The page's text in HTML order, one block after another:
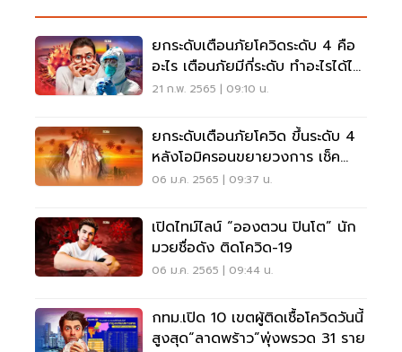
ยกระดับเตือนภัยโควิดระดับ 4 คือ
อะไร เตือนภัยมีกี่ระดับ ทำอะไรได้ไม่
ได้บ้าง
21 ก.พ. 2565 | 09:10 น.
ยกระดับเตือนภัยโควิด ขึ้นระดับ 4
หลังโอมิครอนขยายวงการ เช็ค
มาตรการที่นี่
06 ม.ค. 2565 | 09:37 น.
เปิดไทม์ไลน์ “อองตวน ปินโต” นัก
มวยชื่อดัง ติดโควิด-19
06 ม.ค. 2565 | 09:44 น.
กทม.เปิด 10 เขตผู้ติดเชื้อโควิดวันนี้
สูงสุด“ลาดพร้าว”พุ่งพรวด 31 ราย